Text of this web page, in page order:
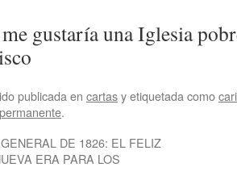
gustaría una Iglesia
publicada en cartasy etiquetada como
.
DE 1826: EL FELIZ
ERA PARA LOS